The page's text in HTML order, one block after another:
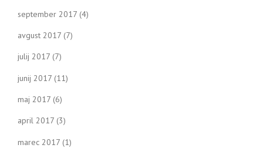
september 2017 (4)
avgust 2017 (7)
julij 2017 (7)
junij 2017 (11)
maj 2017 (6)
april 2017 (3)
marec 2017 (1)